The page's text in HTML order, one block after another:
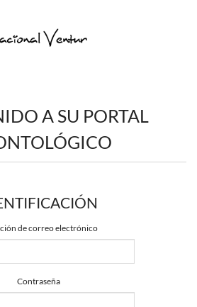
A SU PORTAL
de correo electrónico
Contraseña